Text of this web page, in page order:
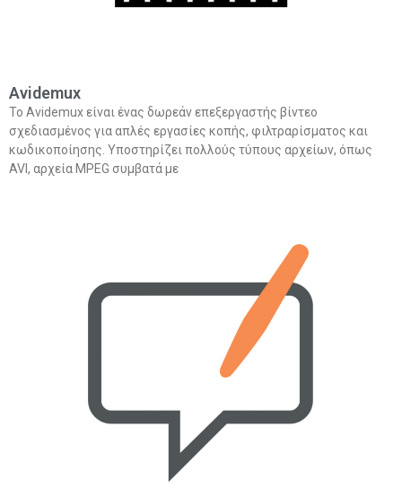
Avidemux
Το Avidemux είναι ένας δωρεάν επεξεργαστής βίντεο
σχεδιασμένος για απλές εργασίες κοπής, φιλτραρίσματος και
κωδικοποίησης. Υποστηρίζει πολλούς τύπους αρχείων, όπως
AVI, αρχεία MPEG συμβατά με